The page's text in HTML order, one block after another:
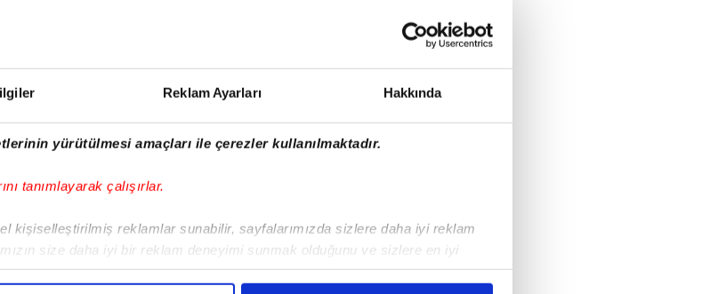
Reklam Ayarları Hakkında
yürütülmesi amaçları ile çerezler kullanılmaktadır.
tanımlayarak çalışırlar.
kişiselleştirilmiş reklamlar sunabilir, sayfalarımızda sizlere daha iyi reklam
size daha iyi bir reklam deneyimi sunmak olduğunu ve sizlere en iyi
gösterdiğimizi ve bu noktada, reklamların maliyetlerimizi karşılamak